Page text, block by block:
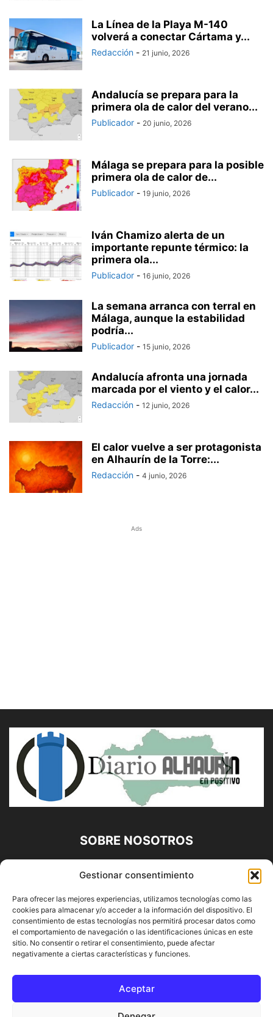
Gestionar consentimiento
Para ofrecer las mejores experiencias, utilizamos tecnologías como las
cookies para almacenar y/o acceder a la información del dispositivo. El
consentimiento de estas tecnologías nos permitirá procesar datos como
el comportamiento de navegación o las identificaciones únicas en este
sitio. No consentir o retirar el consentimiento, puede afectar
negativamente a ciertas características y funciones.
Aceptar
La Línea de la Playa M-140
volverá a conectar Cártama y...
Redacción - 21 junio, 2026
Andalucía se prepara para la
primera ola de calor del verano...
Publicador - 20 junio, 2026
Málaga se prepara para la posible
primera ola de calor de...
Publicador - 19 junio, 2026
Iván Chamizo alerta de un
importante repunte térmico: la
primera ola...
Publicador - 16 junio, 2026
La semana arranca con terral en
Málaga, aunque la estabilidad
podría...
Publicador - 15 junio, 2026
Andalucía afronta una jornada
marcada por el viento y el calor...
Redacción - 12 junio, 2026
El calor vuelve a ser protagonista
en Alhaurín de la Torre:...
Redacción - 4 junio, 2026
Ads
SOBRE NOSOTROS
Diario Alhaurín (www.alhaurindelatorre.com) Propiedad de
Francisco E. López López | 639 95 71 95 | Noticias de
Alhaurín de la Torre, Málaga y Provincia|
Contáctanos:info@alhaurindelatorre.com
SÍGUENOS